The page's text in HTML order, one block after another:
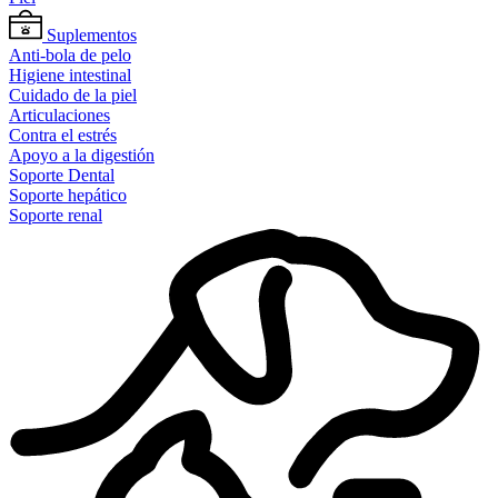
Suplementos
Anti-bola de pelo
Higiene intestinal
Cuidado de la piel
Articulaciones
Contra el estrés
Apoyo a la digestión
Soporte Dental
Soporte hepático
Soporte renal